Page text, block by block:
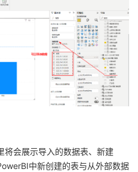
将会展示导入的数据表、新建
中新创建的表与从外部数据